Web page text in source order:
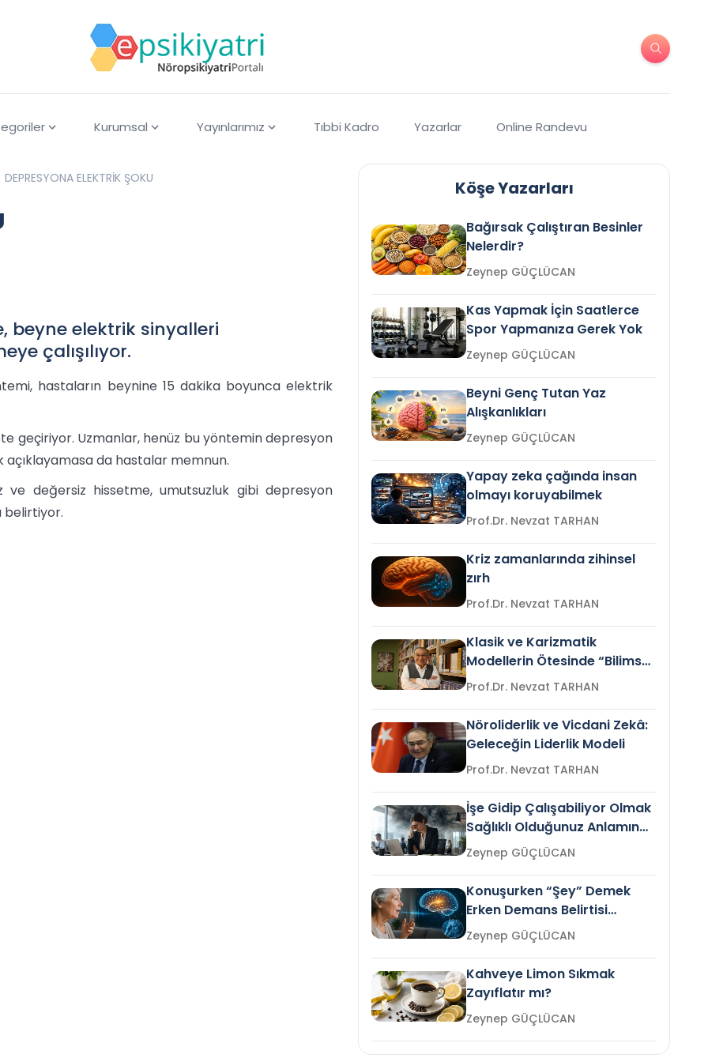
Kurumsal Yayınlarımız Tıbbi Kadro Yazarlar Online Randevu
DEPRESYONA ELEKTRİK ŞOKU
beyne elektrik sinyalleri
çalışılıyor.
hastaların beynine 15 dakika boyunca elektrik
geçiriyor. Uzmanlar, henüz bu yöntemin depresyon
açıklayamasa da hastalar memnun.
ve değersiz hissetme, umutsuzluk gibi depresyon
belirtiyor.
Köşe Yazarları
Bağırsak Çalıştıran Besinler
Nelerdir?
Zeynep GÜÇLÜCAN
Kas Yapmak İçin Saatlerce
Spor Yapmanıza Gerek Yok
Zeynep GÜÇLÜCAN
Beyni Genç Tutan Yaz
Alışkanlıkları
Zeynep GÜÇLÜCAN
Yapay zeka çağında insan
olmayı koruyabilmek
Prof.Dr. Nevzat TARHAN
Kriz zamanlarında zihinsel
zırh
Prof.Dr. Nevzat TARHAN
Klasik ve Karizmatik
Modellerin Ötesinde “Bilimsel
Liderlik”
Prof.Dr. Nevzat TARHAN
Nöroliderlik ve Vicdani Zekâ:
Geleceğin Liderlik Modeli
Prof.Dr. Nevzat TARHAN
İşe Gidip Çalışabiliyor Olmak
Sağlıklı Olduğunuz Anlamına
Gelir mi?Zeynep GÜÇLÜCAN
Konuşurken “Şey” Demek
Erken Demans Belirtisi
Olabilir mi?Zeynep GÜÇLÜCAN
Kahveye Limon Sıkmak
Zayıflatır mı?
Zeynep GÜÇLÜCAN